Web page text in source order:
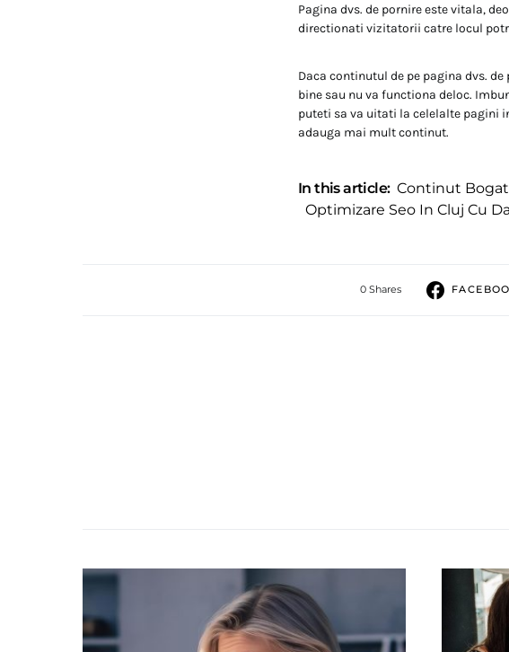
Pagina dvs. de pornire este vitala,
directionati vizitatorii catre locul
Daca continutul de pe pagina dvs.
bine sau nu va functiona deloc.
puteti sa va uitati la celelalte pagini
adauga mai mult continut.
In this article: Continut
Optimizare Seo In Cluj Cu
0 Shares